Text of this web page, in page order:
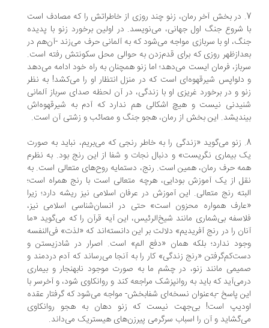
7. در بخش آخر رمان، زنو چند روزی از خاطراتش را که مصادف است
شروع جنگ اول جهانی، می‌نویسد. در اولین برخورد زنو با پدیده
او با سربازی مواجه می‌شود که به آلمانی حرف می‌زند -آن‌هم در
روزی که برای قدم‌زدن به حوالی محل سکونتش رفته است.
فرمان ایست می‌دهد؛ اما زنو همچنان به راه خود ادامه می‌دهد
شیرقهوه‌ای است که در منزل انتظار او را می‌کشد! به‌ نظر
و در برخورد غریزی او با زندگی، در آن لحظه صدای سرباز آلمانی
نیست و هیچ اشکالی هم ندارد که آدم به شیر‌قهو‌ه‌اش
این بخش از رمان، هجو جنگ و مصائب و زشتی آن است.
8. زنو می‌گوید «زندگی را به ‌خاطر رنجی که می‌بریم،‌ نباید به‌ صورت
بیماری نگریست» و دنبال نجات و شفا از این رنج بود. به‌ نظرم
حرف رمان، همین است. رنج، دستمایه روح‌های متعالی است. به‌
از یک آموزش بودایی، هرچه متعالی است با رنج همراه است؛
رنج متعالی. این آموزش در عرفان اسلامی نیز ریشه دارد؛ زیرا
همواره محزون است» حتی در انسان‌شناسی اسلامی نیز،
بی‌شماری مانند شیخ‌الرئیس، این آیه قرآن را که می‌گوید «ما
را در رنج آفریدیم» دلالت بر این دانسته‌اند که «لذت» فی‌النفسه
ندارد؛ بلکه همان «دفع‌ الم» است. اصرار در شاد‌زیستن و
«رنج زندگی» کار را به آنجا می‌رساند که آدم دردمند و
مانند زنو، در چشم ما به‌ صورت موجود نابهنجار و بیماری
که باید به روانپزشک مراجعه کند و روانکاوی شود، و آخرسر با
پاسخ -به‌عنوان نسخه‌ای شفابخش- مواجه می‌شود که گرفتار عقده
است! بی‌جهت نیست که زنو دهان به هجو روانکاوی
و آن را اسباب سرگرمی پیرزن‌های هیستریک می‌داند.